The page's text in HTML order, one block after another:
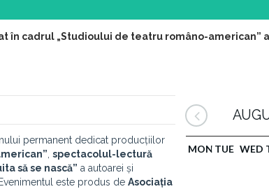
cadrul „Studioului de teatru româno-american”
permanent dedicat producțiilor
spectacolul-lectură
să se nască” a autoarei și
Evenimentul este produs de Asociația
MON TUE WED